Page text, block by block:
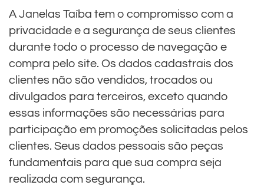
A Janelas Taíba tem o compromisso com a
privacidade e a segurança de seus clientes
durante todo o processo de navegação e
compra pelo site. Os dados cadastrais dos
clientes não são vendidos, trocados ou
divulgados para terceiros, exceto quando
essas informações são necessárias para
participação em promoções solicitadas pelos
clientes. Seus dados pessoais são peças
fundamentais para que sua compra seja
realizada com segurança.